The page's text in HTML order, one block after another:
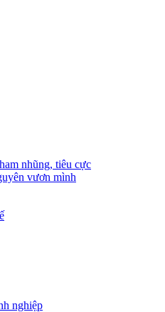
nhũng, tiêu cực
vươn mình
nghiệp